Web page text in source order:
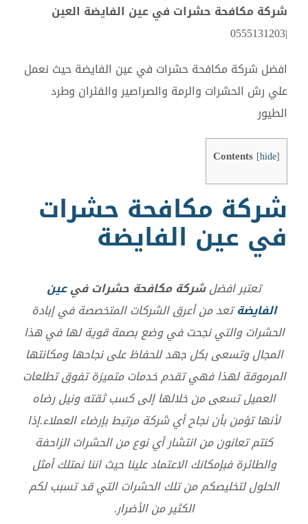
شركة مكافحة حشرات في عين الفايضة العين
|0555131203
افضل شركة مكافحة حشرات في عين الفايضة حيث نعمل
علي رش الحشرات والرمة والصراصير والفئران وطرد
الطيور
Contents [hide]
شركة مكافحة حشرات
في عين الفايضة
تعتبر افضلشركة مكافحة حشرات فيعين
الفايضة تعد من أعرق الشركات المتخصصة في إبادة
الحشرات والتي نجحت في وضع بصمة قوية لها في هذا
المجال وتسعى بكل جهد للحفاظ على نجاحها ومكانتها
المرموقة لهذا فهي تقدم خدمات متميزة تفوق تطلعات
العميل تسعى من خلالها إلى كسب ثقته ونيل رضاه
لأنها تؤمن بأن نجاح أي شركة مرتبط بإرضاء العملاء.إذا
كنتم تعانون من انتشار أي نوع من الحشرات الزاحفة
والطائرة فبإمكانك الاعتماد علينا حيث اننا نمتلك أمثل
الحلول لتخليصكم من تلك الحشرات التي قد تسبب لكم
الكثير من الأضرار.